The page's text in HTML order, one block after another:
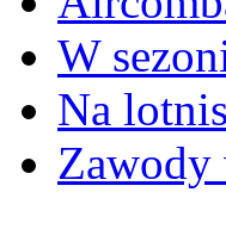
W
Na
Zawody